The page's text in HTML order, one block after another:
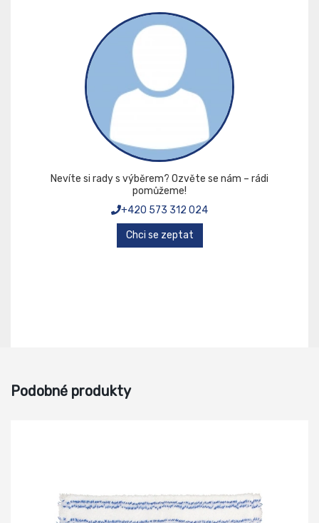
Nevíte si rady s výběrem? Ozvěte se nám – rádi
pomůžeme!
+420 573 312 024
Chci se zeptat
Podobné produkty